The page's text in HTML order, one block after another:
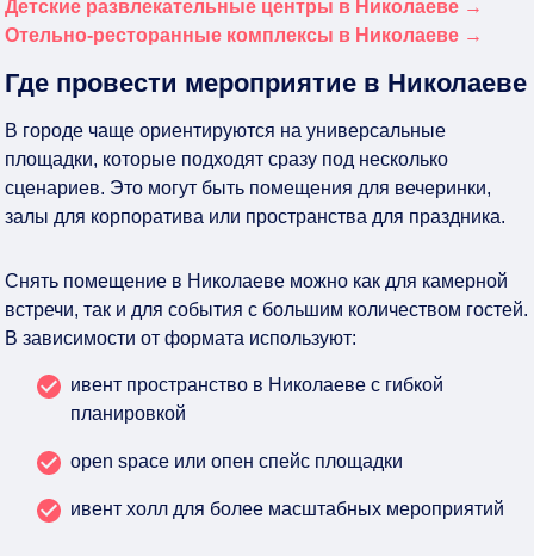
Детские развлекательные центры в Николаеве →
Отельно-ресторанные комплексы в Николаеве →
Где провести мероприятие в Николаеве
В городе чаще ориентируются на универсальные
площадки, которые подходят сразу под несколько
сценариев. Это могут быть помещения для вечеринки,
залы для корпоратива или пространства для праздника.
Снять помещение в Николаеве можно как для камерной
встречи, так и для события с большим количеством гостей.
В зависимости от формата используют:
ивент пространство в Николаеве с гибкой
планировкой
open space или опен спейс площадки
ивент холл для более масштабных мероприятий